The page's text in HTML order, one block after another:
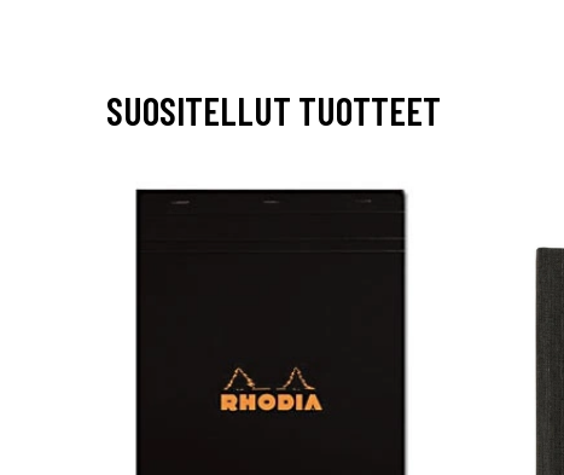
SUOSITELLUT TUOTTEET